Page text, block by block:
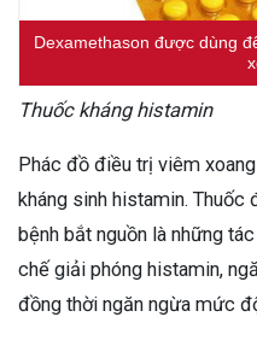
Dexamethason được dùng
Thuốc kháng histamin
Phác đồ điều trị viêm
kháng sinh histamin. Thuốc
bệnh bắt nguồn là những
chế giải phóng histamin,
đồng thời ngăn ngừa mức